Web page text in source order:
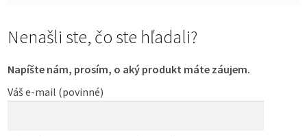
Nenašli ste, čo ste hľadali?
Napíšte nám, prosím, o aký produkt máte záujem.
Váš e-mail (povinné)